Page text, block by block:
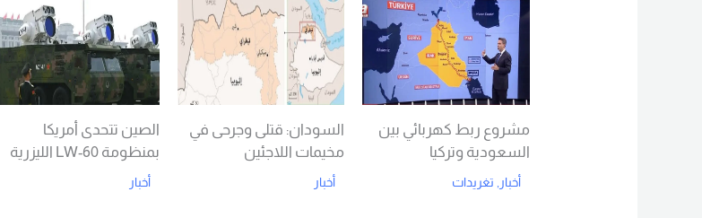
مشروع ربط كهربائي بين
السعودية وتركيا
أخبار تغريدات
السودان: قتلى وجرحى في
مخيمات اللاجئين
أخبار
الصين تتحدى أمريكا
بمنظومة LW-60 الليزرية
أخبار